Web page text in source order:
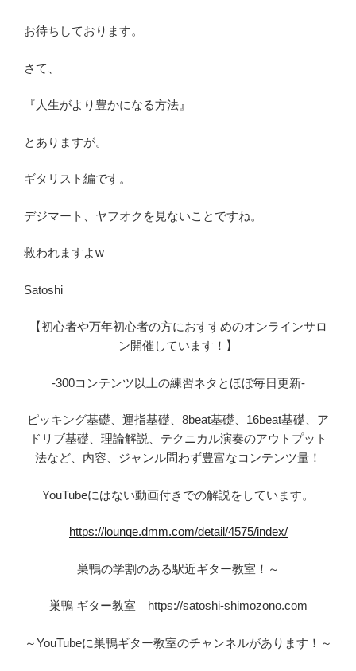
お待ちしております。
さて、
『人生がより豊かになる方法』
とありますが。
ギタリスト編です。
デジマート、ヤフオクを見ないことですね。
救われますよw
Satoshi
【初心者や万年初心者の方におすすめのオンラインサロ
ン開催しています！】
-300コンテンツ以上の練習ネタとほぼ毎日更新-
ピッキング基礎、運指基礎、8beat基礎、16beat基礎、ア
ドリブ基礎、理論解説、テクニカル演奏のアウトプット
法など、内容、ジャンル問わず豊富なコンテンツ量！
YouTubeにはない動画付きでの解説をしています。
https://lounge.dmm.com/detail/4575/index/
巣鴨の学割のある駅近ギター教室！～
巣鴨 ギター教室 https://satoshi-shimozono.com
～YouTubeに巣鴨ギター教室のチャンネルがあります！～